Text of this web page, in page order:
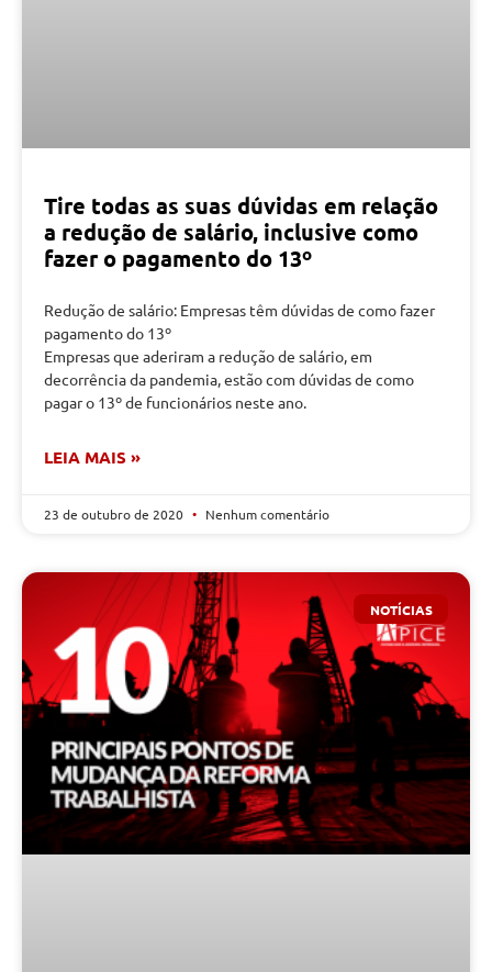
Tire todas as suas dúvidas em relação
a redução de salário, inclusive como
fazer o pagamento do 13º
Redução de salário: Empresas têm dúvidas de como fazer
pagamento do 13º
Empresas que aderiram a redução de salário, em
decorrência da pandemia, estão com dúvidas de como
pagar o 13º de funcionários neste ano.
LEIA MAIS »
23 de outubro de 2020 Nenhum comentário
NOTÍCIAS